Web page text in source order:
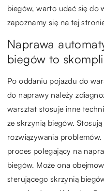
biegów, warto udać się do
zapoznamy się na tej
Naprawa
biegów to
Po oddaniu pojazdu do
do naprawy należy
warsztat stosuje inne
ze skrzynią biegów.
rozwiązywania
proces polegający na
biegów. Może ona
sterującego skrzynią